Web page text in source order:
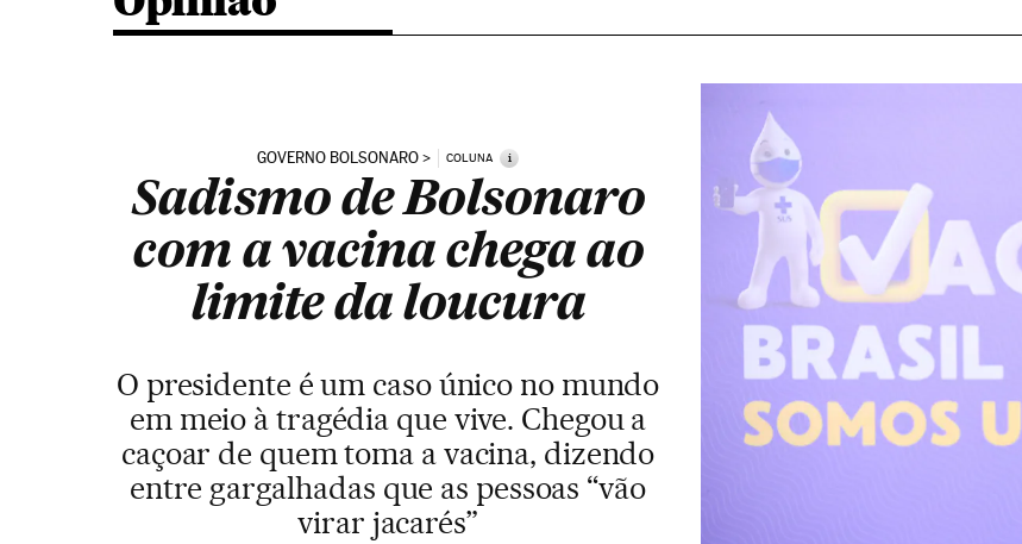
GOVERNO BOLSONARO COLUNA i
Sadismo de Bolsonaro
com a vacina chega ao
limite da loucura
O presidente é um caso único no mundo
em meio à tragédia que vive. Chegou a
caçoar de quem toma a vacina, dizendo
entre gargalhadas que as pessoas “vão
virar jacarés”